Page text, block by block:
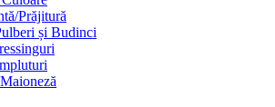
Prăjitură
și Budinci